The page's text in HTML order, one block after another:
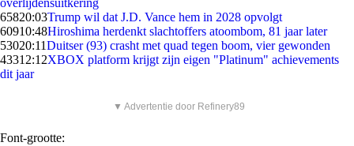
overlijdensuitkering
65820:03Trump wil dat J.D. Vance hem in 2028 opvolgt
60910:48Hiroshima herdenkt slachtoffers atoombom, 81 jaar later
53020:11Duitser (93) crasht met quad tegen boom, vier gewonden
43312:12XBOX platform krijgt zijn eigen "Platinum" achievements
dit jaar
▼ Advertentie door Refinery89
Font-grootte: